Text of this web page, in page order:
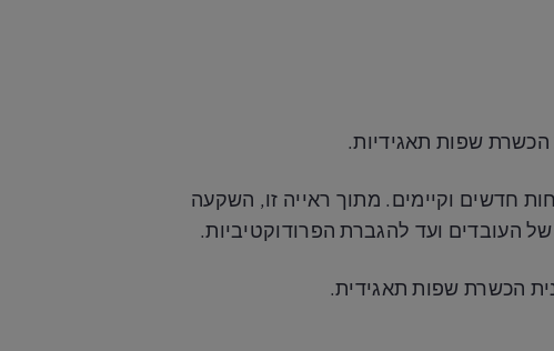
שפות תאגידיות.
חדשים וקיימים. מתוך ראייה זו, השקעה
העובדים ועד להגברת הפרודוקטיביות.
הכשרת שפות תאגידית.